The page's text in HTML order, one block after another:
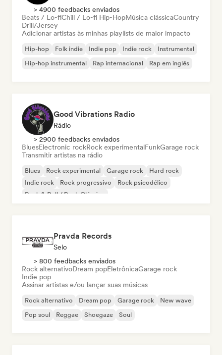
> 4900 feedbacks enviados
Beats / Lo-fiChill / Lo-fi Hip-HopMúsica clássicaCountry
Drill/Jersey
Adicionar artistas às minhas playlists de maior impacto
Hip-hop Folk indie Indie pop Indie rock
Instrumental
Hip-hop instrumental
Rap internacional Rap em inglês
Good Vibrations Radio
Rádio
> 2900 feedbacks enviados
BluesElectronic rockRock experimentalFunkGarage rock
Transmitir artistas na rádio
Blues Rock experimental Garage rock
Hard rock
Indie rock
Rock progressivo
Rock psicodélico
Rock & Roll / Rock Clássico
Pravda Records
Selo
> 800 feedbacks enviados
Rock alternativoDream popEletrônicaGarage rock
Indie pop
Assinar artistas e/ou lançar suas músicas
Rock alternativo Dream pop Garage rock
New wave
Pop soul
Reggae Shoegaze Soul